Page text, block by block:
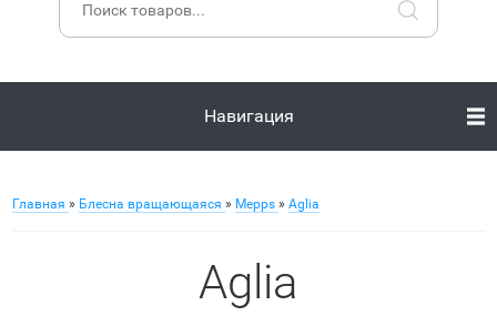
Навигация
Главная » Блесна вращающаяся » Mepps » Aglia
Aglia